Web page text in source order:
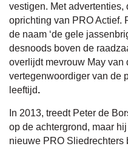
vestigen. Met
oprichting van PRO Actief.
de naam ‘de gele
desnoods boven de
overlijdt mevrouw May van
vertegenwoordiger van de
leeftijd.
In 2013, treedt Peter de
op de achtergrond, maar
nieuwe PRO Sliedrechters